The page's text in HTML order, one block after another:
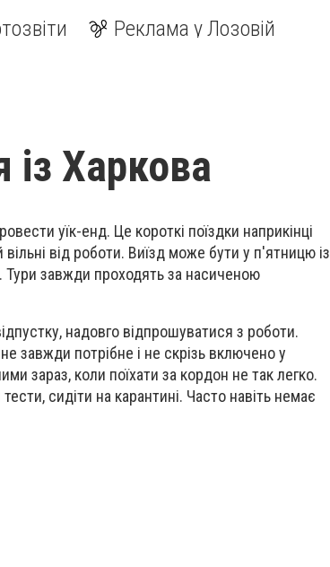
Реклама у Лозовій
із Харкова
уїк-енд. Це короткі поїздки наприкінці
від роботи. Виїзд може бути у п'ятницю із
завжди проходять за насиченою
надовго відпрошуватися з роботи.
завжди потрібне і не скрізь включено у
зараз, коли поїхати за кордон не так легко.
сидіти на карантині. Часто навіть немає